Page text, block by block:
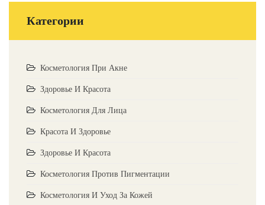
Категории
Косметология При Акне
Здоровье И Красота
Косметология Для Лица
Красота И Здоровье
Здоровье И Красота
Косметология Против Пигментации
Косметология И Уход За Кожей